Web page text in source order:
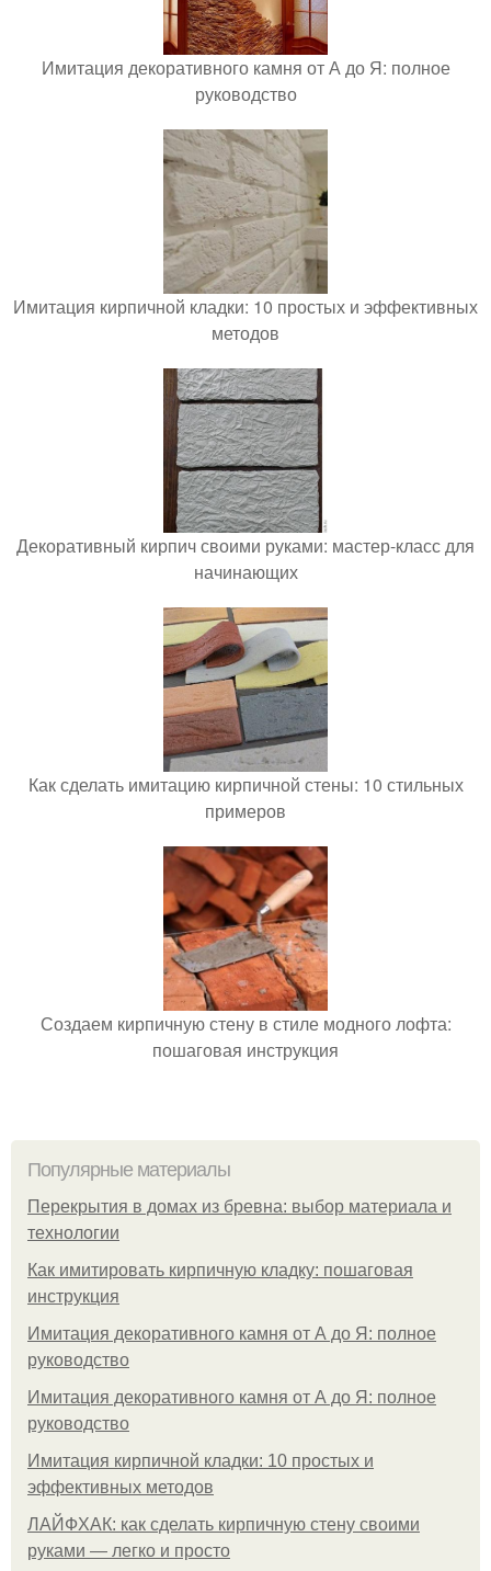
Имитация декоративного камня от А до Я: полное
руководство
Имитация кирпичной кладки: 10 простых и эффективных
методов
Декоративный кирпич своими руками: мастер-класс для
начинающих
Как сделать имитацию кирпичной стены: 10 стильных
примеров
Создаем кирпичную стену в стиле модного лофта:
пошаговая инструкция
Популярные материалы
Перекрытия в домах из бревна: выбор материала и
технологии
Как имитировать кирпичную кладку: пошаговая
инструкция
Имитация декоративного камня от А до Я: полное
руководство
Имитация декоративного камня от А до Я: полное
руководство
Имитация кирпичной кладки: 10 простых и
эффективных методов
ЛАЙФХАК: как сделать кирпичную стену своими
руками — легко и просто